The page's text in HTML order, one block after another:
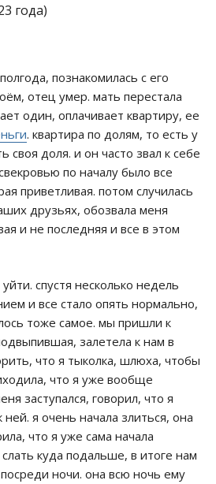
года)
познакомилась с его
отец умер. мать перестала
один, оплачивает квартиру, ее
. квартира по долям, то есть у
своя доля. и он часто звал к себе
по началу было все
приветливая. потом случилась
друзьях, обозвала меня
и не последняя и все в этом
спустя несколько недель
и все стало опять нормально,
тоже самое. мы пришли к
залетела к нам в
что я тыколка, шлюха, чтобы
что я уже вообще
заступался, говорил, что я
я очень начала злиться, она
что я уже сама начала
куда подальше, в итоге нам
ночи. она всю ночь ему